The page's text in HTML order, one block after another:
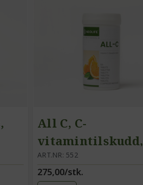
All C, C-
vitamintilskudd,
kosttilskudd, C-
vitamin,
ART.NR: 552
275,00/stk.